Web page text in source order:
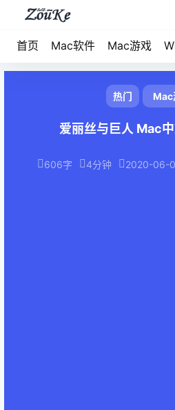
首页 Mac软件 Mac游戏
热门 Mac
爱丽丝与巨人 Mac
606字 4分钟 2020-06-